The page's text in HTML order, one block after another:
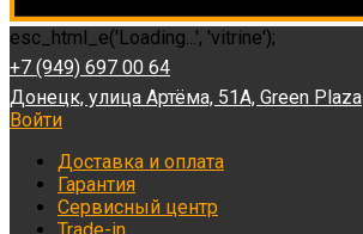
esc_html_e('Loading...', 'vitrine');
+7 (949) 697 00 64
Донецк, улица Артёма, 51А, Green Plaza
Войти
Доставка и оплата
Гарантия
Сервисный центр